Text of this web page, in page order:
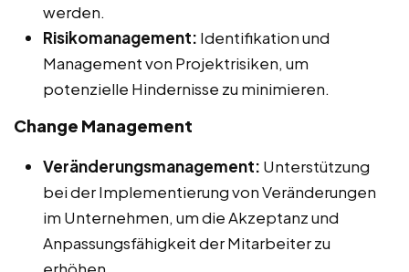
werden.
Risikomanagement: Identifikation und
Management von Projektrisiken, um
potenzielle Hindernisse zu minimieren.
Change Management
Veränderungsmanagement: Unterstützung
bei der Implementierung von Veränderungen
im Unternehmen, um die Akzeptanz und
Anpassungsfähigkeit der Mitarbeiter zu